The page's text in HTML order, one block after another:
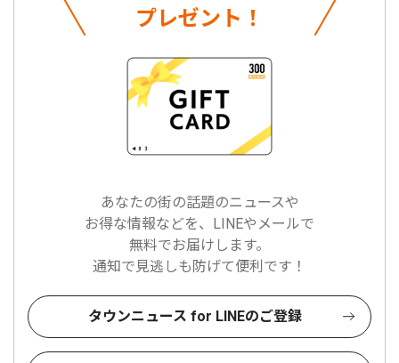
プレゼント！
あなたの街の話題のニュースや
お得な情報などを、LINEやメールで
無料でお届けします。
通知で見逃しも防げて便利です！
タウンニュース for LINEのご登録